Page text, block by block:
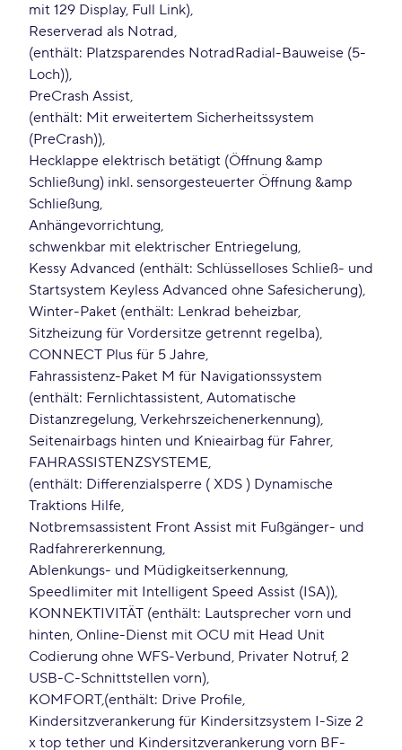
mit 129 Display, Full Link)
Reserverad als Notrad
(enthält: Platzsparendes NotradRadial-Bauweise (5-
Loch))
PreCrash Assist
(enthält: Mit erweitertem Sicherheitssystem
(PreCrash))
Hecklappe elektrisch betätigt (Öffnung &amp
Schließung) inkl. sensorgesteuerter Öffnung &amp
Schließung
Anhängevorrichtung
schwenkbar mit elektrischer Entriegelung
Kessy Advanced (enthält: Schlüsselloses Schließ- und
Startsystem Keyless Advanced ohne Safesicherung)
Winter-Paket (enthält: Lenkrad beheizbar,
Sitzheizung für Vordersitze getrennt regelba)
CONNECT Plus für 5 Jahre
Fahrassistenz-Paket M für Navigationssystem
(enthält: Fernlichtassistent, Automatische
Distanzregelung, Verkehrszeichenerkennung)
Seitenairbags hinten und Knieairbag für Fahrer
FAHRASSISTENZSYSTEME
(enthält: Differenzialsperre ( XDS ) Dynamische
Traktions Hilfe
Notbremsassistent Front Assist mit Fußgänger- und
Radfahrererkennung
Ablenkungs- und Müdigkeitserkennung
Speedlimiter mit Intelligent Speed Assist (ISA))
KONNEKTIVITÄT (enthält: Lautsprecher vorn und
hinten, Online-Dienst mit OCU mit Head Unit
Codierung ohne WFS-Verbund, Privater Notruf, 2
USB-C-Schnittstellen vorn)
KOMFORT (enthält: Drive Profile
Kindersitzverankerung für Kindersitzsystem I-Size 2
x top tether und Kindersitzverankerung vorn BF-